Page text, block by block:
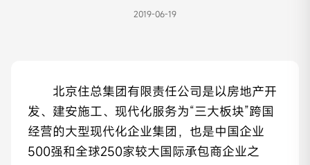
2019-06-19
北京住总集团有限责任公司是以房地产开
发、建安施工、现代化服务为“三大板块”跨国
经营的大型现代化企业集团，也是中国企业
500强和全球250家较大国际承包商企业之